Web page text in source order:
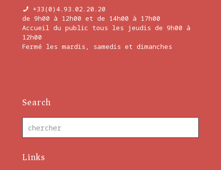
+33(0)4.93.02.20.20
de 9h00 à 12h00 et de 14h00 à 17h00
Accueil du public tous les jeudis de 9h00 à
12h00
Fermé les mardis, samedis et dimanches
Search
Links